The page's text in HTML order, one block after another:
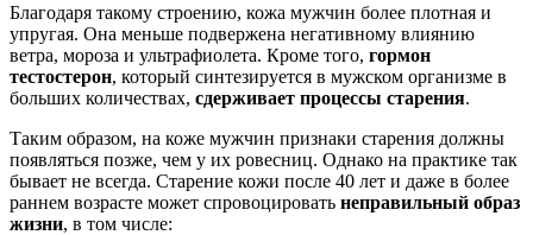
Благодаря такому строению, кожа мужчин более плотная и
упругая. Она меньше подвержена негативному влиянию
ветра, мороза и ультрафиолета. Кроме того, гормон
тестостерон, который синтезируется в мужском организме в
больших количествах, сдерживает процессы старения.
Таким образом, на коже мужчин признаки старения должны
появляться позже, чем у их ровесниц. Однако на практике так
бывает не всегда. Старение кожи после 40 лет и даже в более
раннем возрасте может спровоцировать неправильный образ
жизни, в том числе: